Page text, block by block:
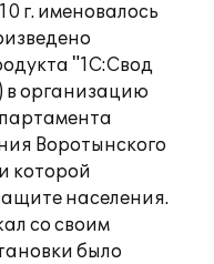
г. именовалось
"1С:Свод
в организацию
Воротынского
которой
населения.
со своим
было